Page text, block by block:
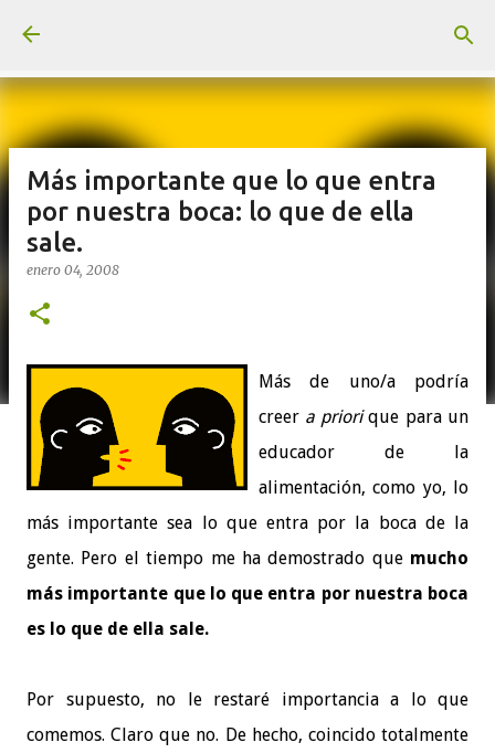
Más importante que lo que entra
por nuestra boca: lo que de ella
sale.
enero 04, 2008
Más de uno/a podría
creer a priorique para un
educador de la
alimentación, como yo, lo
más importante sea lo que entra por la boca de la
gente. Pero el tiempo me ha demostrado que mucho
más importante que lo que entra por nuestra boca
es lo que de ella sale.
Por supuesto, no le restaré importancia a lo que
comemos. Claro que no. De hecho, coincido totalmente